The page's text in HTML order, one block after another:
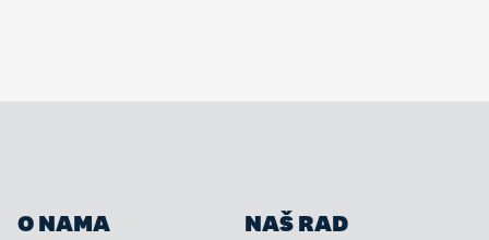
O NAMA
NAŠ RAD